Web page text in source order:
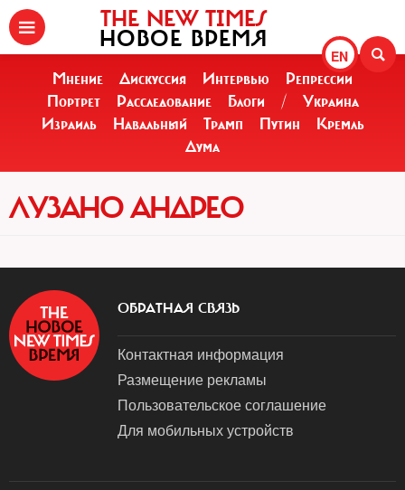
EN
THE NEW TIMES
НОВОЕ ВРЕМЯ
Мнение Дискуссия Интервью
Репрессии
Портрет
Расследование Блоги /
Украина
Израиль
Навальный Трамп Путин
Кремль
Дума
ЛУЗАНО АНДРЕО
ОБРАТНАЯ СВЯЗЬ
Контактная информация
Размещение рекламы
Пользовательское соглашение
Для мобильных устройств